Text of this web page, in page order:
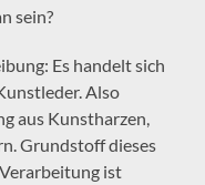
sein?
Es handelt sich
Also
aus Kunstharzen,
Grundstoff dieses
ist